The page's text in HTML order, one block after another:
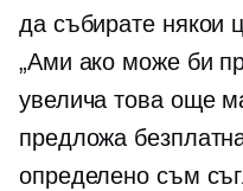
да събирате някои
„Ами ако може би
увелича това още
предложа
определено съм